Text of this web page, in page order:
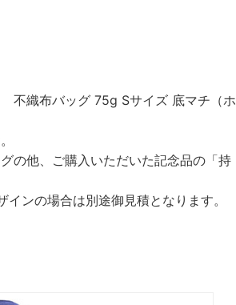
不織布バッグ 75g Sサイズ 底マチ（ホ
の他、ご購入いただいた記念品の「持
ンの場合は別途御見積となります。